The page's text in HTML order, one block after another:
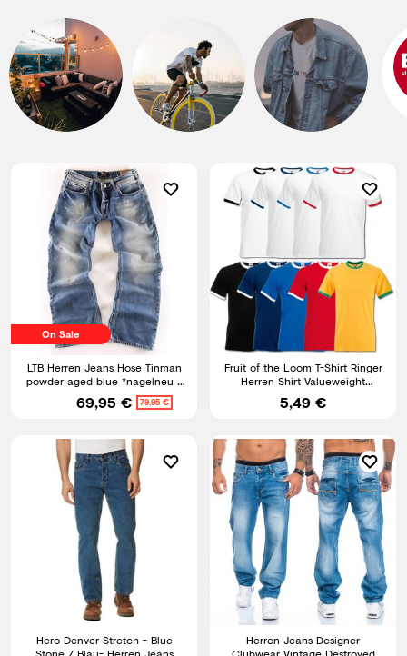
On Sale
LTB Herren Jeans Hose Tinman
powder aged blue *nagelneu *
Bootcut Jeans Neuware
69,95 € 79,95 €
Fruit of the Loom T-Shirt Ringer
Herren Shirt Valueweight
Baumwolle S M L XL XXL
5,49 €
Hero Denver Stretch - Blue
Herren Jeans Designer